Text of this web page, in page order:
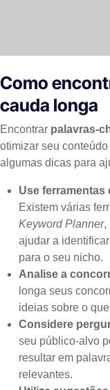
Como
cauda longa
Encontrar palavras-
otimizar seu
algumas dicas para
Use ferramentas
Existem várias
Keyword Planner,
ajudar a
para o seu nicho.
Analise a
longa seus
ideias sobre o
Considere
seu público-alvo
resultar em
relevantes.